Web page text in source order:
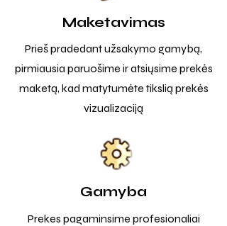
Maketavimas
Prieš pradedant užsakymo gamybą,
pirmiausia paruošime ir atsiųsime prekės
maketą, kad matytumėte tikslią prekės
vizualizaciją
Gamyba
Prekes pagaminsime profesionaliai